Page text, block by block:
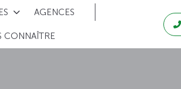
AGENCES
CONNAÎTRE